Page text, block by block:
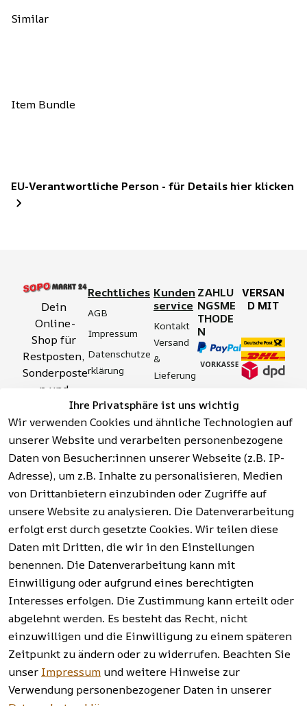
Similar
Item Bundle
EU-Verantwortliche Person - für Details hier klicken
Ihre Privatsphäre ist uns wichtig
Wir verwenden Cookies und ähnliche Technologien auf
unserer Website und verarbeiten personenbezogene
Daten von Besucher:innen unserer Webseite (z.B. IP-
Adresse), um z.B. Inhalte zu personalisieren, Medien
von Drittanbietern einzubinden oder Zugriffe auf
unsere Website zu analysieren. Die Datenverarbeitung
erfolgt erst durch gesetzte Cookies. Wir teilen diese
Daten mit Dritten, die wir in den Einstellungen
benennen. Die Datenverarbeitung kann mit
Einwilligung oder aufgrund eines berechtigten
Interesses erfolgen. Die Zustimmung kann erteilt oder
abgelehnt werden. Es besteht das Recht, nicht
einzuwilligen und die Einwilligung zu einem späteren
Zeitpunkt zu ändern oder zu widerrufen. Beachten Sie
unser Impressum und weitere Hinweise zur
Verwendung personenbezogener Daten in unserer
Dein
Online-
Shop für
Restposten,
Sonderposte
n und
Aktionsartik
el rund um
Werkzeuge,
Garten,
Haushalt
und mehr.
Vertrag
widerrufen
Rechtliches
AGB
Impressum
Datenschutze
rklärung
tserklärung
Widerrufsrech
t
Hinweise zur
Batterieentso
rgung
Kunden
service
Kontakt
Versand
&
Lieferung
&
Sicherhei
t
Häufige
Fragen
(FAQ)
ZAHLU
NGSME
THODE
N
VERSAN
D MIT
Facebook |
Instagram |
Newsletter
AGB | Impressum |
Datenschutzerklärung |
Barrierefreiheitserklärung |
Widerrufsrecht